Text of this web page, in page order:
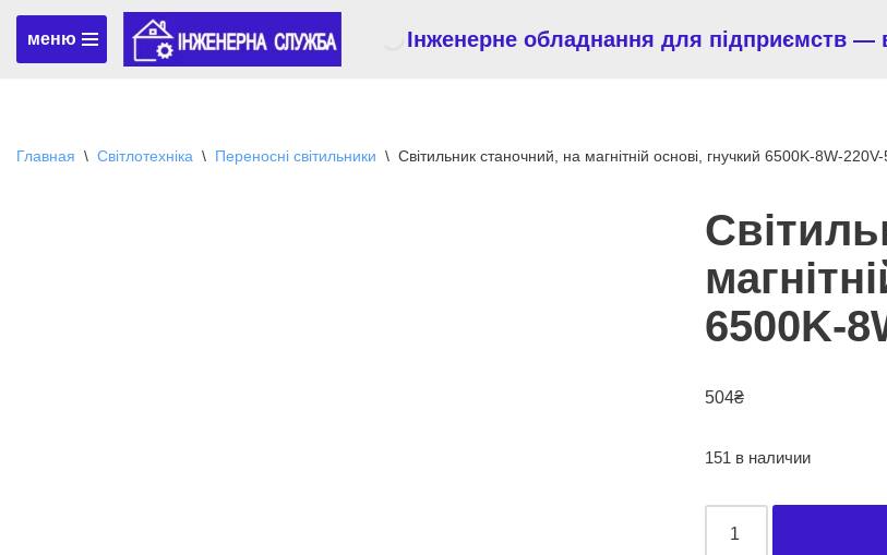
Перейти
меню Інженерне обладнання для підприємств —
Главная \ Світлотехніка \ Переносні світильники \ Світильник станочний, на магнітній основі, гнучкий 6500K-8W-
6500K-
504₴
151 в наличии